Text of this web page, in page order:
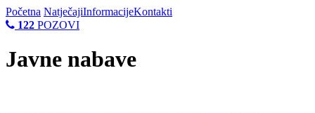
Početna NatječajiInformacijeKontakti
122 POZOVI
Javne nabave